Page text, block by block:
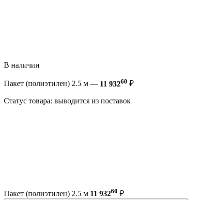
В наличии
Пакет (полиэтилен) 2.5 м — 11 93260 ₽
Статус товара: выводится из поставок
Пакет (полиэтилен) 2.5 м 11 93260 ₽